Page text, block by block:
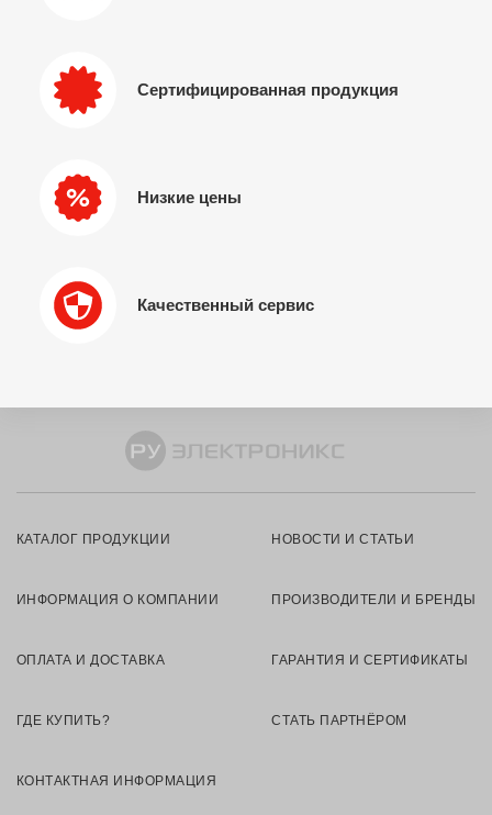
Сертифицированная продукция
Низкие цены
Качественный сервис
КАТАЛОГ ПРОДУКЦИИ НОВОСТИ И СТАТЬИ
ИНФОРМАЦИЯ О КОМПАНИИ ПРОИЗВОДИТЕЛИ И БРЕНДЫ
ОПЛАТА И ДОСТАВКА ГАРАНТИЯ И СЕРТИФИКАТЫ
ГДЕ КУПИТЬ? СТАТЬ ПАРТНЁРОМ
КОНТАКТНАЯ ИНФОРМАЦИЯ